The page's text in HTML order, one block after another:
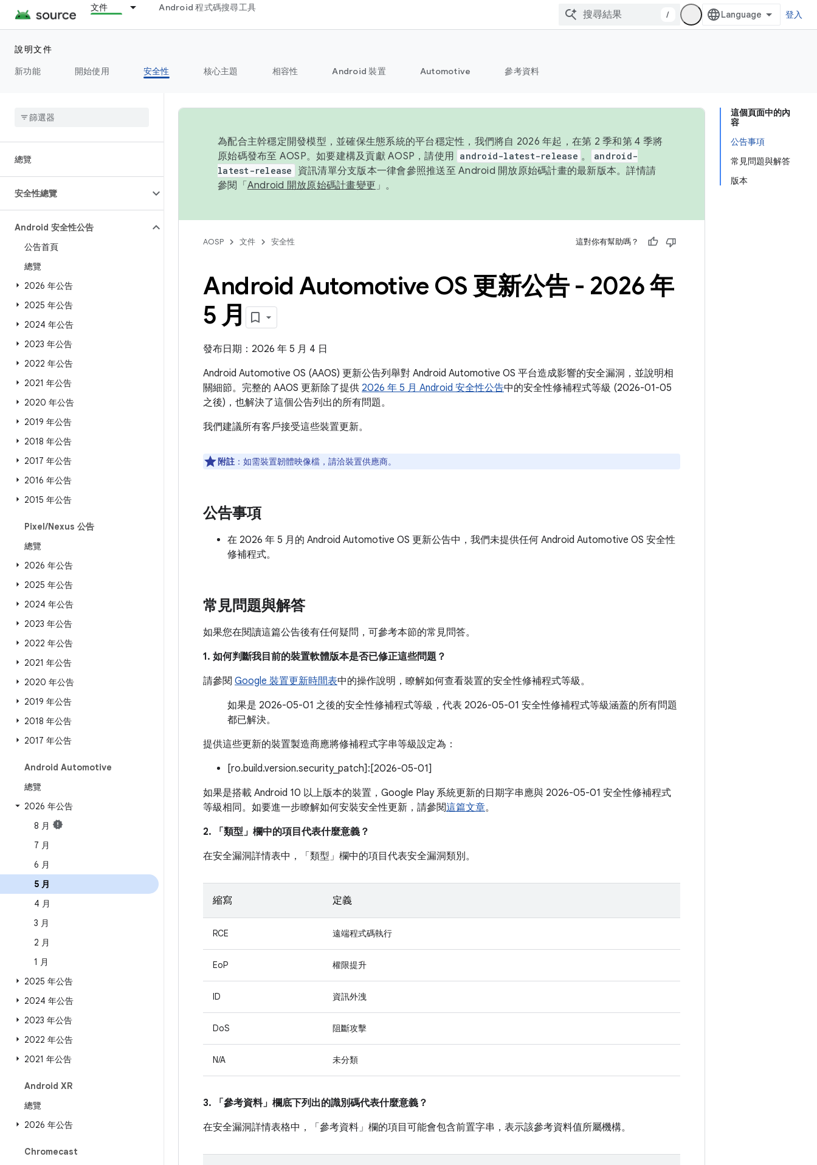
文件 Android 程式碼搜尋工具
/ 登入
說明文件
新功能
開始使用 安全性 核心主題 相容性 Android 裝置 Automotive 參考資料
總覽
安全性總覽
Android 安全性公告
公告首頁
總覽
2026 年公告
2025 年公告
2024 年公告
2023 年公告
2022 年公告
2021 年公告
2020 年公告
2019 年公告
2018 年公告
2017 年公告
2016 年公告
2015 年公告
Pixel/Nexus 公告
總覽
2026 年公告
2025 年公告
2024 年公告
2023 年公告
2022 年公告
2021 年公告
2020 年公告
2019 年公告
2018 年公告
2017 年公告
Android Automotive
總覽
2026 年公告
8 月
7 月
6 月
5 月
4 月
3 月
2 月
1 月
2025 年公告
2024 年公告
2023 年公告
2022 年公告
2021 年公告
Android XR
總覽
2026 年公告
Chromecast
這個頁面中的內
容
公告事項
常見問題與解答
版本
為配合主幹穩定開發模型，並確保生態系統的平台穩定性，我們將自 2026 年起，在第 2 季和第 4 季將
原始碼發布至 AOSP。如要建構及貢獻 AOSP，請使用 android-latest-release 。
android-
latest-release
資訊清單分支版本一律會參照推送至 Android 開放原始碼計畫的最新版本。詳情請
參閱「 Android 開放原始碼計畫變更 」。
AOSP 文件 安全性 這對你有幫助嗎？
Android Automotive OS 更新公告 - 2026 年
5 月
發布日期：2026 年 5 月 4 日
Android Automotive OS (AAOS) 更新公告列舉對 Android Automotive OS 平台造成影響的安全漏洞，並說明相
關細節。完整的 AAOS 更新除了提供 2026 年 5 月 Android 安全性公告中的安全性修補程式等級 (2026-01-05
之後)，也解決了這個公告列出的所有問題。
我們建議所有客戶接受這些裝置更新。
附註 ：如需裝置韌體映像檔，請洽裝置供應商。
公告事項
在 2026 年 5 月的 Android Automotive OS 更新公告中，我們未提供任何 Android Automotive OS 安全性
修補程式。
常見問題與解答
如果您在閱讀這篇公告後有任何疑問，可參考本節的常見問答。
1. 如何判斷我目前的裝置軟體版本是否已修正這些問題？
請參閱 Google 裝置更新時間表中的操作說明，瞭解如何查看裝置的安全性修補程式等級。
如果是 2026-05-01 之後的安全性修補程式等級，代表 2026-05-01 安全性修補程式等級涵蓋的所有問題
都已解決。
提供這些更新的裝置製造商應將修補程式字串等級設定為：
[ro.build.version.security_patch]:[2026-05-01]
如果是搭載 Android 10 以上版本的裝置，Google Play 系統更新的日期字串應與 2026-05-01 安全性修補程式
等級相同。如要進一步瞭解如何安裝安全性更新，請參閱這篇文章。
2. 「類型」 欄中的項目代表什麼意義？
在安全漏洞詳情表中，「類型」 欄中的項目代表安全漏洞類別。
縮寫 定義
RCE 遠端程式碼執行
EoP 權限提升
ID 資訊外洩
DoS 阻斷攻擊
N/A 未分類
3. 「參考資料」 欄底下列出的識別碼代表什麼意義？
在安全漏洞詳情表格中，「參考資料」 欄的項目可能會包含前置字串，表示該參考資料值所屬機構。